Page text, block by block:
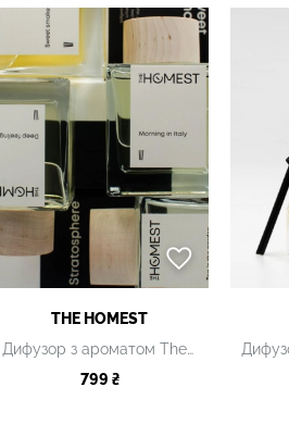
THE HOMEST
Дифузор з ароматом The night with that lover, 100 мл
799 ₴